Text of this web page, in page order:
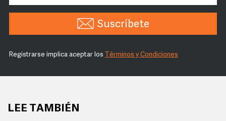
Suscríbete
Registrarse implica aceptar los Términos y Condiciones
LEE TAMBIÉN